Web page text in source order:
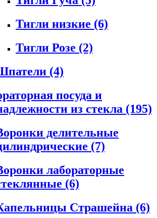
Тигли низкие (6)
Тигли Розе (2)
(4)
посуда и
из стекла (195)
делительные
(7)
лабораторные
(6)
Страшейна (6)